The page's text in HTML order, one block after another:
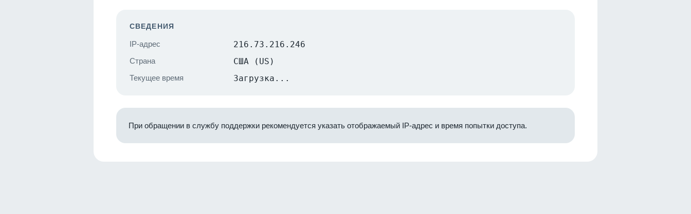
СВЕДЕНИЯ
IP-адрес 216.73.216.246
Страна США (US)
Текущее время Загрузка...
При обращении в службу поддержки рекомендуется указать отображаемый IP-адрес и время попытки доступа.